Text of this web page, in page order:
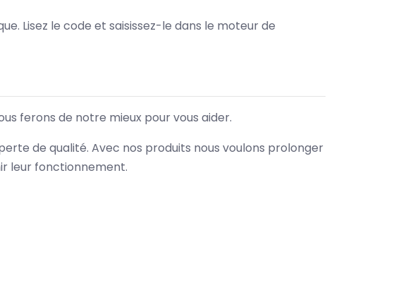
Lisez le code et saisissez-le dans le moteur de
ferons de notre mieux pour vous aider.
de qualité. Avec nos produits nous voulons prolonger
leur fonctionnement.